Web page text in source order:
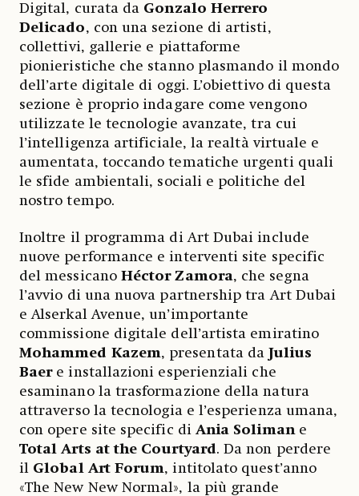
Digital, curata da Gonzalo Herrero
Delicado, con una sezione di artisti,
collettivi, gallerie e piattaforme
pionieristiche che stanno plasmando il mondo
dell’arte digitale di oggi. L’obiettivo di questa
sezione è proprio indagare come vengono
utilizzate le tecnologie avanzate, tra cui
l’intelligenza artificiale, la realtà virtuale e
aumentata, toccando tematiche urgenti quali
le sfide ambientali, sociali e politiche del
nostro tempo.
Inoltre il programma di Art Dubai include
nuove performance e interventi site specific
del messicano Héctor Zamora, che segna
l’avvio di una nuova partnership tra Art Dubai
e Alserkal Avenue, un’importante
commissione digitale dell’artista emiratino
Mohammed Kazem, presentata daJulius
Baere installazioni esperienziali che
esaminano la trasformazione della natura
attraverso la tecnologia e l’esperienza umana,
con opere site specific di Ania Solimane
Total Arts at the Courtyard. Da non perdere
il Global Art Forum, intitolato quest’anno
«The New New Normal», la più grande